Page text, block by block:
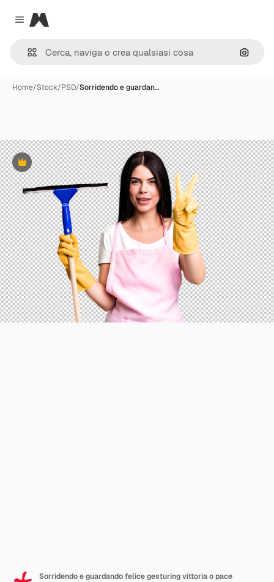
Close menu
Magnific
Cerca
Home/Stock/PSD/Sorridendo e guardan…
Premium
Sorridendo e guardando felice gesturing vittoria o pace